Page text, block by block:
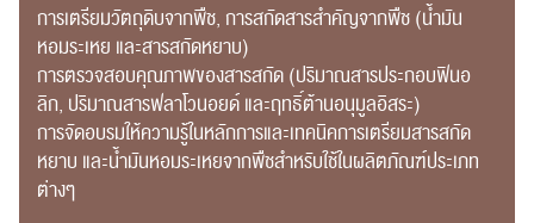
การเตรียมวัตถุดิบจากพืช, การสกัดสารสำคัญจากพืช (น้ำมัน
หอมระเหย และสารสกัดหยาบ)
การตรวจสอบคุณภาพของสารสกัด (ปริมาณสารประกอบฟินอ
ลิก, ปริมาณสารฟลาโวนอยด์ และฤทธิ์ต้านอนุมูลอิสระ)
การจัดอบรมให้ความรู้ในหลักการและเทคนิคการเตรียมสารสกัด
หยาบ และน้ำมันหอมระเหยจากพืชสำหรับใช้ในผลิตภัณฑ์ประเภท
ต่างๆ